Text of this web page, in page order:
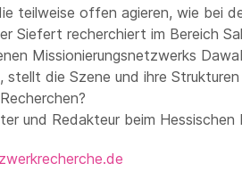
teilweise offen agieren, wie bei
Siefert recherchiert im Bereich
Missionierungsnetzwerks
stellt die Szene und ihre
und Redakteur beim Hessischen